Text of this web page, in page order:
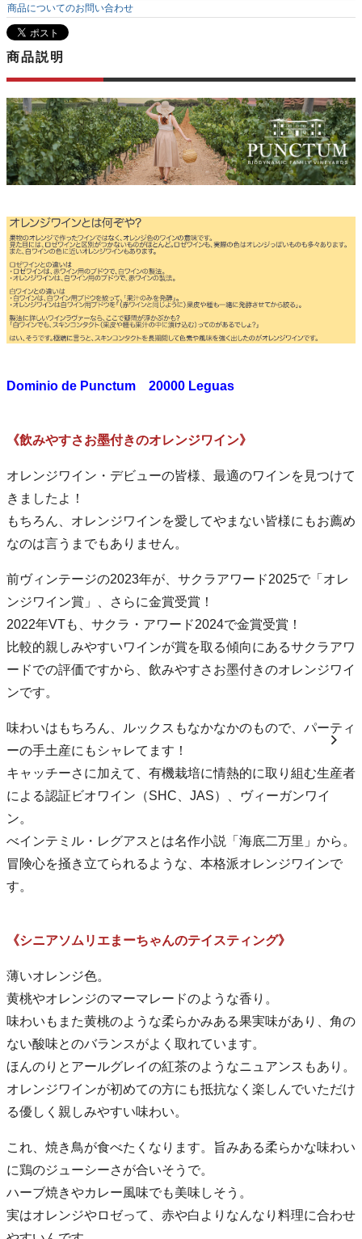
商品についてのお問い合わせ
商品説明
Dominio de Punctum 20000 Leguas
《飲みやすさお墨付きのオレンジワイン》
オレンジワイン・デビューの皆様、最適のワインを見つけて
きましたよ！
もちろん、オレンジワインを愛してやまない皆様にもお薦め
なのは言うまでもありません。
前ヴィンテージの2023年が、サクラアワード2025で「オレ
ンジワイン賞」、さらに金賞受賞！
2022年VTも、サクラ・アワード2024で金賞受賞！
比較的親しみやすいワインが賞を取る傾向にあるサクラアワ
ードでの評価ですから、飲みやすさお墨付きのオレンジワイ
ンです。
味わいはもちろん、ルックスもなかなかのもので、パーティ
ーの手土産にもシャレてます！
キャッチーさに加えて、有機栽培に情熱的に取り組む生産者
による認証ビオワイン（SHC、JAS）、ヴィーガンワイ
ン。
べインテミル・レグアスとは名作小説「海底二万里」から。
冒険心を掻き立てられるような、本格派オレンジワインで
す。
《シニアソムリエまーちゃんのテイスティング》
薄いオレンジ色。
黄桃やオレンジのマーマレードのような香り。
味わいもまた黄桃のような柔らかみある果実味があり、角の
ない酸味とのバランスがよく取れています。
ほんのりとアールグレイの紅茶のようなニュアンスもあり。
オレンジワインが初めての方にも抵抗なく楽しんでいただけ
る優しく親しみやすい味わい。
これ、焼き鳥が食べたくなります。旨みある柔らかな味わい
に鶏のジューシーさが合いそうで。
ハーブ焼きやカレー風味でも美味しそう。
実はオレンジやロゼって、赤や白よりなんなり料理に合わせ